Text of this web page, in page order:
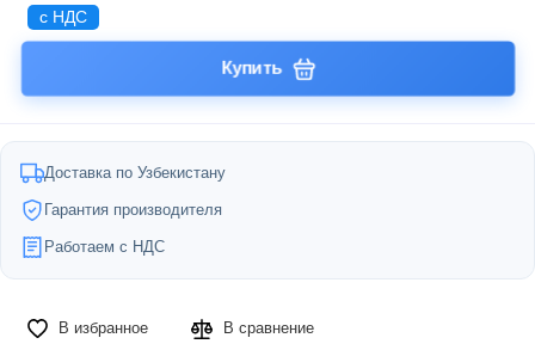
с НДС
Купить
Доставка по Узбекистану
Гарантия производителя
Работаем с НДС
В избранное В сравнение